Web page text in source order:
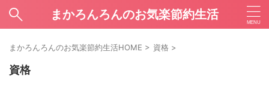
まかろんろんのお気楽節約生活
まかろんろんのお気楽節約生活HOME > 資格 >
資格